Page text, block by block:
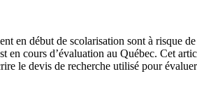
en début de scolarisation sont à risque
en cours d’évaluation au Québec. Cet
le devis de recherche utilisé pour